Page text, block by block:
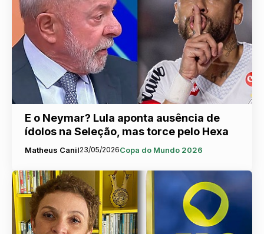
E o Neymar? Lula aponta ausência de
ídolos na Seleção, mas torce pelo Hexa
Matheus Canil23/05/2026Copa do Mundo 2026